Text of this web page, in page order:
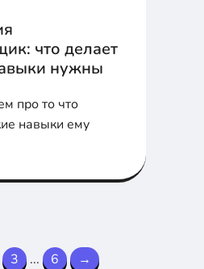
что делает
нужны
про то что
навыки ему
3 ... 6 →